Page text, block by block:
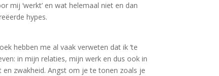
mij ‘werkt’ en wat helemaal niet en dan
hypes.
hebben me al vaak verweten dat ik ’te
in mijn relaties, mijn werk en dus ook in
zwakheid. Angst om je te tonen zoals je